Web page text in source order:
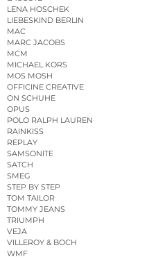
LENA HOSCHEK
LIEBESKIND BERLIN
MAC
MARC JACOBS
MCM
MICHAEL KORS
MOS MOSH
OFFICINE CREATIVE
ON SCHUHE
OPUS
POLO RALPH LAUREN
RAINKISS
REPLAY
SAMSONITE
SATCH
SMEG
STEP BY STEP
TOM TAILOR
TOMMY JEANS
TRIUMPH
VEJA
VILLEROY & BOCH
WMF